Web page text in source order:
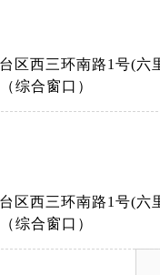
区西三环南路1号(
综合窗口）
区西三环南路1号(
综合窗口）